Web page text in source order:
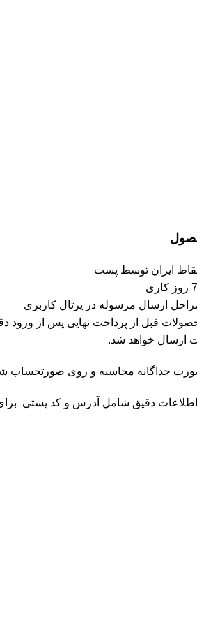
نقاط ایران توسط پست
ارسال مرسوله در پرتال کاربری
قبل از پرداخت نهایی پس از
ارسال خواهد شد.
جداگانه محاسبه و روی صورتحساب
دقیق شامل آدرس و کد پستی